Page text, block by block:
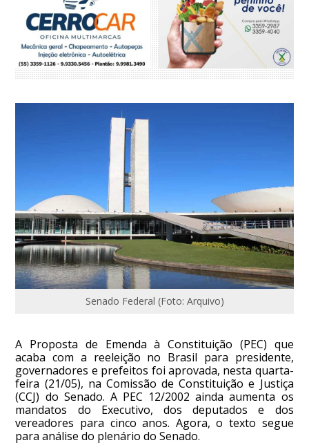
Senado Federal (Foto: Arquivo)
A Proposta de Emenda à Constituição (PEC) que
acaba com a reeleição no Brasil para presidente,
governadores e prefeitos foi aprovada, nesta quarta-
feira (21/05), na Comissão de Constituição e Justiça
(CCJ) do Senado. A PEC 12/2002 ainda aumenta os
mandatos do Executivo, dos deputados e dos
vereadores para cinco anos. Agora, o texto segue
para análise do plenário do Senado.